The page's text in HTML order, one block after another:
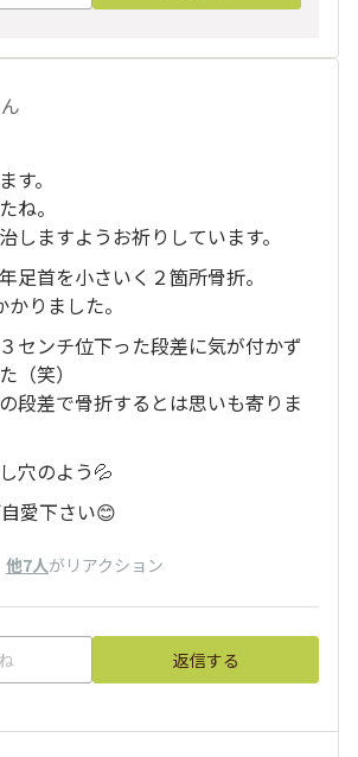
す。
ね。
しますようお祈りしています。
足首を小さいく２箇所骨折。
りました。
センチ位下った段差に気が付かず
（笑）
段差で骨折するとは思いも寄りま
穴のよう💦
愛下さい😊
他7人がリアクション
返信する